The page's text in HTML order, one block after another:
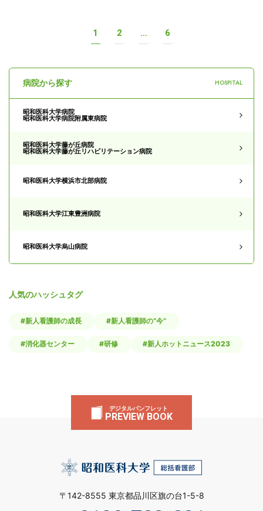
ゲ
ョ
1 2 … 6
病院から探す HOSPITAL
昭和医科大学病院
昭和医科大学病院附属東病院
昭和医科大学藤が丘病院
昭和医科大学藤が丘リハビリテーション病院
昭和医科大学横浜市北部病院
昭和医科大学江東豊洲病院
昭和医科大学烏山病院
人気のハッシュタグ
#新人看護師の成長 #新人看護師の“今”
#消化器センター #研修 #新人ホットニュース2023
デジタルパンフレット
PREVIEW BOOK
〒142-8555 東京都品川区旗の台1-5-8